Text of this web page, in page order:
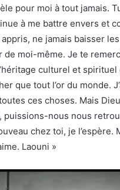
pour moi à tout jamais.
à me battre envers et
appris, ne jamais baisser
de moi-même. Je te
culturel et spirituel
que tout l’or du monde.
ces choses. Mais
puissions-nous nous
chez toi, je l’espère.
Laouni »